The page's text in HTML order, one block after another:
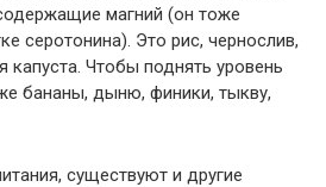
магний (он тоже
серотонина). Это рис, чернослив,
капуста. Чтобы поднять уровень
бананы, дыню, финики, тыкву,
существуют и другие